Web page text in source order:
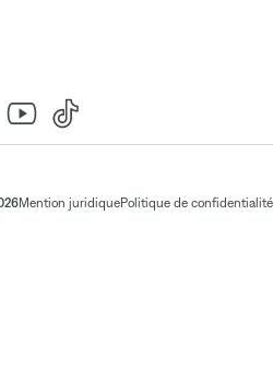
Mention juridiquePolitique de confidentialité